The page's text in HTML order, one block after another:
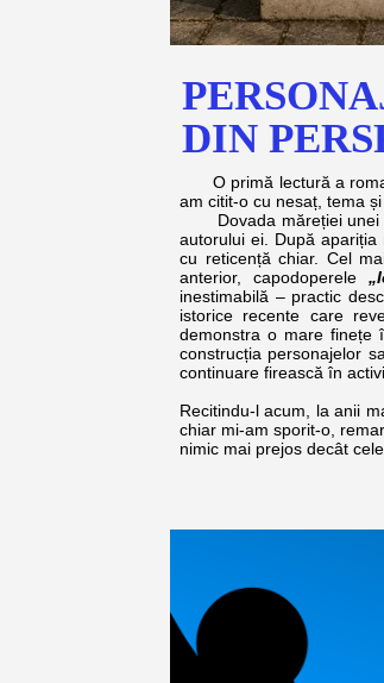
DIN
O primă lectură a
am citit-o cu nesaț, tema
Dovada măreției unei
autorului ei. După
cu reticență chiar. Cel
anterior, capodoperele
inestimabilă – practic
istorice recente care
demonstra o mare finețe
construcția personajelor
continuare firească în
Recitindu-l acum, la anii
chiar mi-am sporit-o,
nimic mai prejos decât